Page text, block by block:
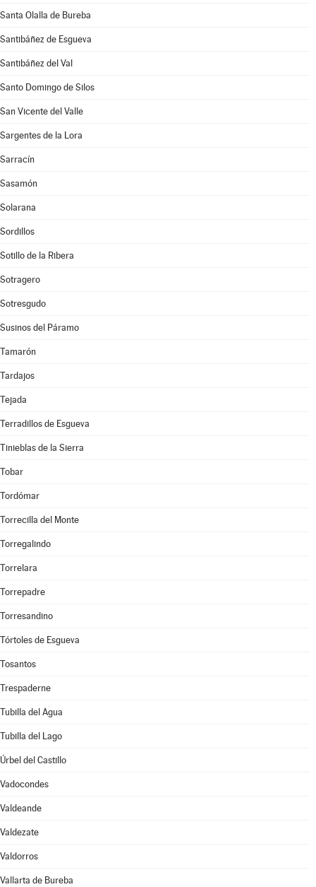
Santa Olalla de Bureba
Santibáñez de Esgueva
Santibáñez del Val
Santo Domingo de Silos
San Vicente del Valle
Sargentes de la Lora
Sarracín
Sasamón
Solarana
Sordillos
Sotillo de la Ribera
Sotragero
Sotresgudo
Susinos del Páramo
Tamarón
Tardajos
Tejada
Terradillos de Esgueva
Tinieblas de la Sierra
Tobar
Tordómar
Torrecilla del Monte
Torregalindo
Torrelara
Torrepadre
Torresandino
Tórtoles de Esgueva
Tosantos
Trespaderne
Tubilla del Agua
Tubilla del Lago
Úrbel del Castillo
Vadocondes
Valdeande
Valdezate
Valdorros
Vallarta de Bureba